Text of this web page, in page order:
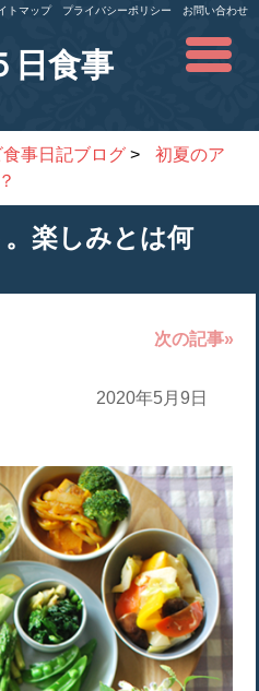
トマップ プライバシーポリシー お問い合わせ
日食事
事日記ブログ >
初夏のア
楽しみとは何
次の記事»
2020年5月9日